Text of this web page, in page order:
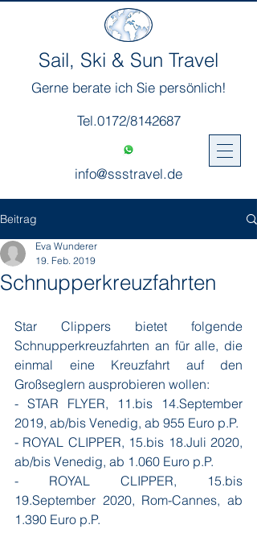
Sail, Ski & Sun Travel
Gerne berate ich Sie persönlich!
Tel.0172/8142687
info@ssstravel.de
Beitrag
Schnupperkreuzfahrten
Eva Wunderer
19. Feb. 2019
Star Clippers bietet folgende
Schnupperkreuzfahrten an für alle, die
einmal eine Kreuzfahrt auf den
Großseglern ausprobieren wollen:
- STAR FLYER, 11.bis 14.September
2019, ab/bis Venedig, ab 955 Euro p.P.
- ROYAL CLIPPER, 15.bis 18.Juli 2020,
ab/bis Venedig, ab 1.060 Euro p.P.
- ROYAL CLIPPER, 15.bis
19.September 2020, Rom-Cannes, ab
1.390 Euro p.P.